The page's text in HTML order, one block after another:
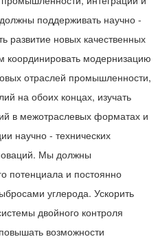
поддерживать научно -
развитие новых качественных
координировать модернизацию
отраслей промышленности,
на обоих концах, изучать
в межотраслевых форматах и
научно - технических
Мы должны
потенциала и постоянно
углерода. Ускорить
двойного контроля
возможности